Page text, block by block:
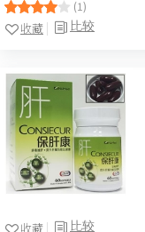
(1)
比较
收藏
比较
收藏